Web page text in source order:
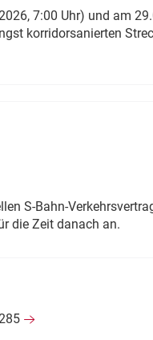
7:00 Uhr) und am
korridorsanierten
S-Bahn-
die Zeit danach an.